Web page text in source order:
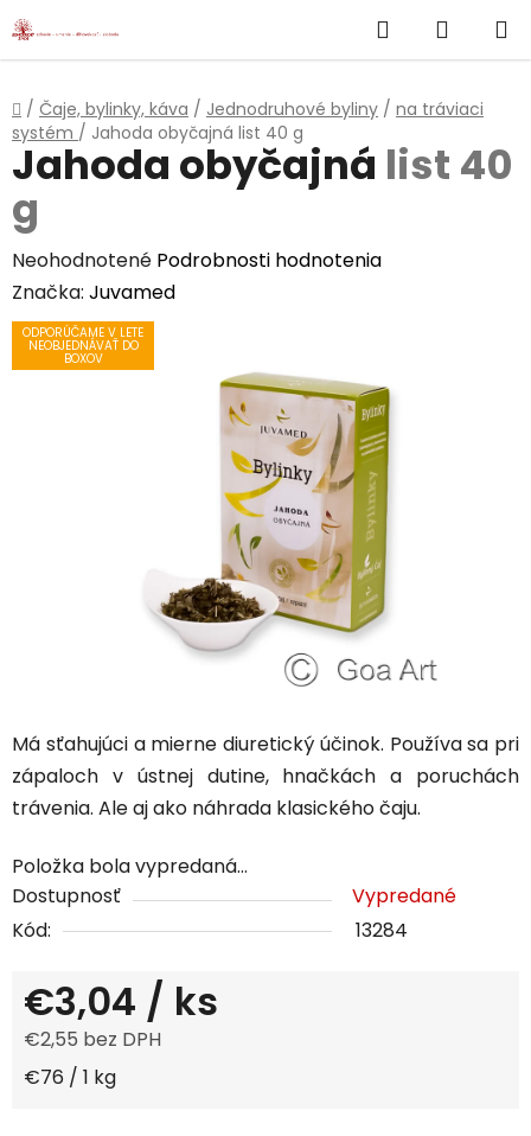
Prejsť
na
Hľadať
KOŠÍK
Domov
/ Čaje, bylinky, káva / Jednodruhové byliny / na tráviaci
systém / Jahoda obyčajná list 40 g
Má sťahujúci a mierne diuretický účinok. Používa sa pri
zápaloch v ústnej dutine, hnačkách a poruchách
trávenia. Ale aj ako náhrada klasického čaju.
Položka bola vypredaná…
Dostupnosť
Vypredané
Kód:
13284
€3,04 / ks
€2,55 bez DPH
Jednotková cena:
€76 / 1 kg
Jahoda obyčajná list 40
g
Priemerné
hodnotenie
produktu
Neohodnotené Podrobnosti hodnotenia
Značka: Juvamed
ODPORÚČAME V LETE
NEOBJEDNÁVAŤ DO
BOXOV